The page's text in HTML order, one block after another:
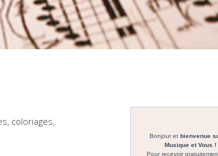
coloriages,